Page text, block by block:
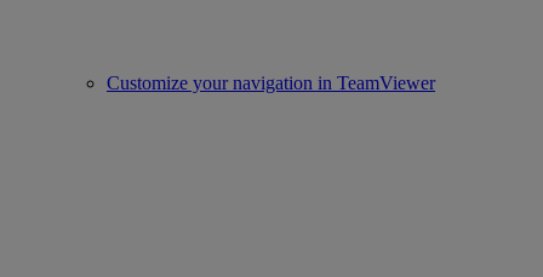
Customize your navigation in TeamViewer